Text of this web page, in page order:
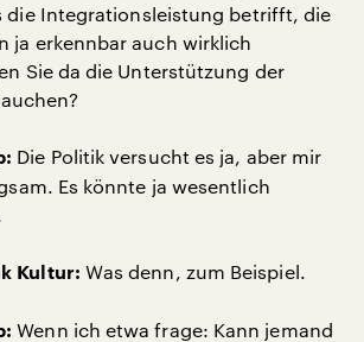
die Integrationsleistung betrifft, die
ja erkennbar auch wirklich
Sie da die Unterstützung der
Die Politik versucht es ja, aber mir
Es könnte ja wesentlich
Kultur: Was denn, zum Beispiel.
Wenn ich etwa frage: Kann jemand